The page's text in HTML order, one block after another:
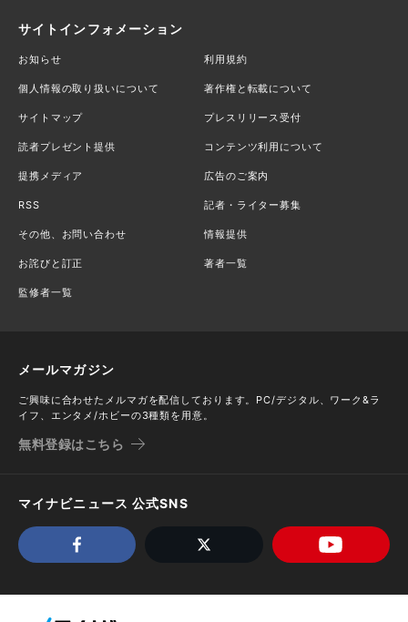
サイトインフォメーション
お知らせ 利用規約
個人情報の取り扱いについて 著作権と転載について
サイトマップ プレスリリース受付
読者プレゼント提供 コンテンツ利用について
提携メディア 広告のご案内
RSS 記者・ライター募集
その他、お問い合わせ 情報提供
お詫びと訂正 著者一覧
監修者一覧
メールマガジン
ご興味に合わせたメルマガを配信しております。PC/デジタル、ワーク&ラ
イフ、エンタメ/ホビーの3種類を用意。
無料登録はこちら
マイナビニュース 公式SNS